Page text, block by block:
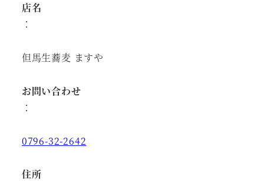
店名
：
但馬生蕎麦 ますや
お問い合わせ
：
0796-32-2642
住所